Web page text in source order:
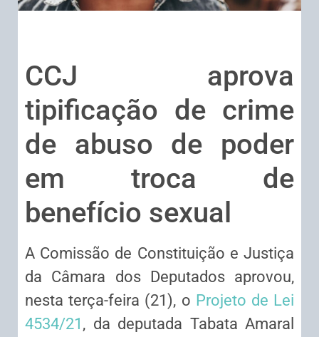
CCJ aprova
tipificação de crime
de abuso de poder
em troca de
benefício sexual
A Comissão de Constituição e Justiça
da Câmara dos Deputados aprovou,
nesta terça-feira (21), o Projeto de Lei
4534/21 , da deputada Tabata Amaral